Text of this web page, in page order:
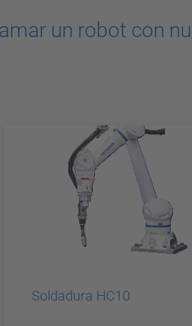
un robot con
Soldadura HC10